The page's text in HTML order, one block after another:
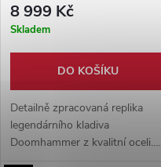
8 999 Kč
Skladem
DO KOŠÍKU
Detailně zpracovaná replika
legendárního kladiva
Doomhammer z kvalitní oceli.